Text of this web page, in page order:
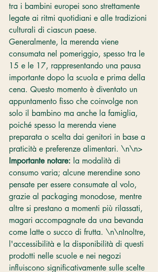
tra i bambini europei sono strettamente
legate ai ritmi quotidiani e alle tradizioni
culturali di ciascun paese.
Generalmente, la merenda viene
consumata nel pomeriggio, spesso tra le
15 e le 17, rappresentando una pausa
importante dopo la scuola e prima della
cena. Questo momento è diventato un
appuntamento fisso che coinvolge non
solo il bambino ma anche la famiglia,
poiché spesso la merenda viene
preparata o scelta dai genitori in base a
praticità e preferenze alimentari. \n\n>
Importante notare: la modalità di
consumo varia; alcune merendine sono
pensate per essere consumate al volo,
grazie al packaging monodose, mentre
altre si prestano a momenti più rilassati,
magari accompagnate da una bevanda
come latte o succo di frutta. \n\nInoltre,
l'accessibilità e la disponibilità di questi
prodotti nelle scuole e nei negozi
influiscono significativamente sulle scelte